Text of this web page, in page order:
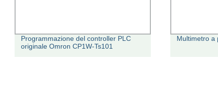
Programmazione del controller PLC
originale Omron CP1W-Ts101
Multimetro a